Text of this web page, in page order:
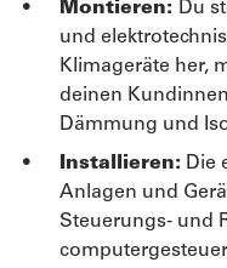
Montieren: Du
und
Klimageräte her,
deinen
Dämmung und
Installieren: Die
Anlagen und
Steuerungs- und